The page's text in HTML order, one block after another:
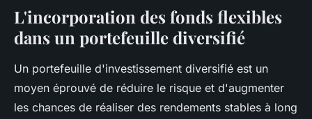
L'incorporation des fonds flexibles
dans un portefeuille diversifié
Un portefeuille d'investissement diversifié est un
moyen éprouvé de réduire le risque et d'augmenter
les chances de réaliser des rendements stables à long